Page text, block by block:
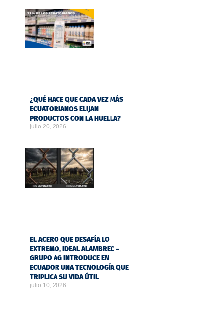
¿QUÉ HACE QUE CADA VEZ MÁS
ECUATORIANOS ELIJAN
PRODUCTOS CON LA HUELLA?
julio 20, 2026
EL ACERO QUE DESAFÍA LO
EXTREMO, IDEAL ALAMBREC –
GRUPO AG INTRODUCE EN
ECUADOR UNA TECNOLOGÍA QUE
TRIPLICA SU VIDA ÚTIL
julio 10, 2026